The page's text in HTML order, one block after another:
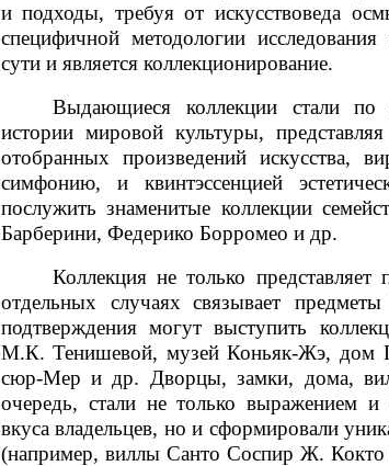
и подходы, требуя от искусствоведа
специфичной методологии
сути и является коллекционирование.
Выдающиеся коллекции стали по
истории мировой культуры,
отобранных произведений искусства,
симфонию, и квинтэссенцией
послужить знаменитые коллекции
Барберини, Федерико Борромео и др.
Коллекция не только
отдельных случаях связывает
подтверждения могут выступить
М.К. Тенишевой, музей Коньяк-Жэ, дом
сюр-Мер и др. Дворцы, замки, дома,
очередь, стали не только выражением и
вкуса владельцев, но и сформировали
(например, виллы Санто Соспир Ж.